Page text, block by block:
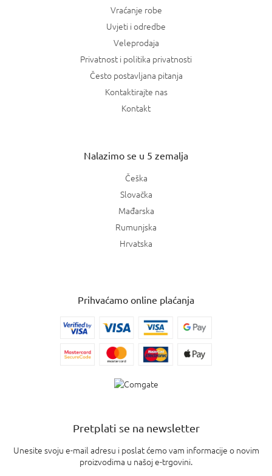
Vraćanje robe
Uvjeti i odredbe
Veleprodaja
Privatnost i politika privatnosti
Često postavljana pitanja
Kontaktirajte nas
Kontakt
Nalazimo se u 5 zemalja
Češka
Slovačka
Mađarska
Rumunjska
Hrvatska
Prihvaćamo online plaćanja
Pretplati se na newsletter
Unesite svoju e-mail adresu i poslat ćemo vam informacije o novim
proizvodima u našoj e-trgovini.